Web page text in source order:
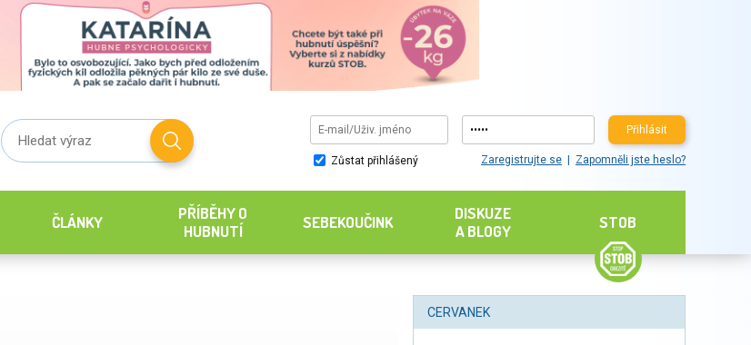
Přihlásit
Zůstat přihlášený Zaregistrujte se Zapomněli jste heslo?
ČLÁNKY
PŘÍBĚHY O
HUBNUTÍ
SEBEKOUČINK
DISKUZE
A BLOGY
STOB
CERVANEK